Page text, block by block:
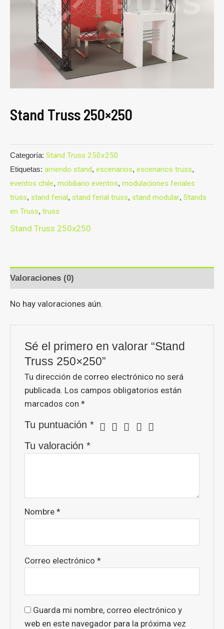
Stand Truss 250×250
Categoría: Stand Truss 250x250
Etiquetas: arriendo stand, escenarios, escenarios truss,
eventos chile, mobiliario eventos, modulaciones feriales
truss, stand ferial, stand ferial truss, stand modular, Stands
en Truss, truss
Stand Truss 250x250
Valoraciones (0)
No hay valoraciones aún.
Sé el primero en valorar “Stand
Truss 250×250”
Tu dirección de correo electrónico no será
publicada. Los campos obligatorios están
marcados con*
Tu puntuación*
Tu valoración*
Nombre*
Correo electrónico*
Guarda mi nombre, correo electrónico y
web en este navegador para la próxima vez